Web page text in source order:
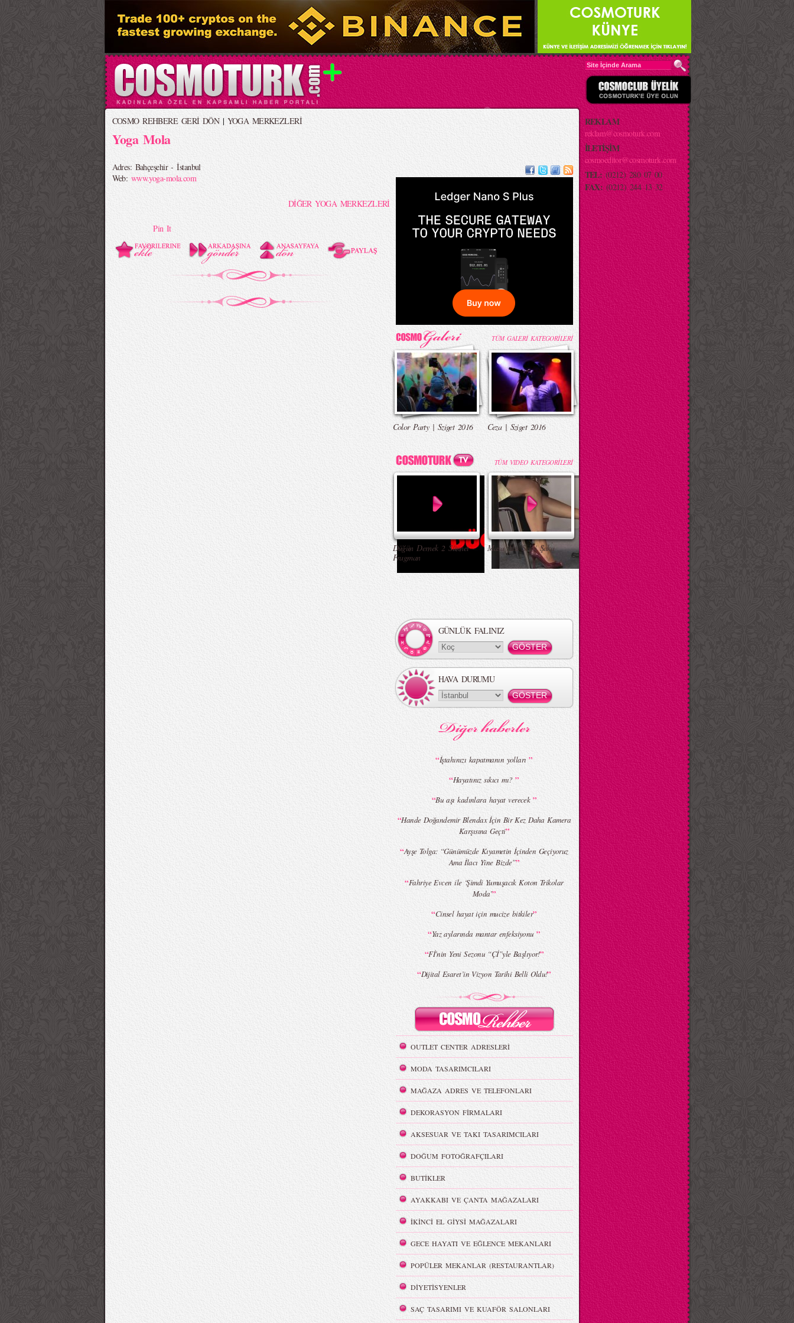
COSMO REHBERE GERİ DÖN| YOGA MERKEZLERİ
Yoga Mola
Adres: Bahçeşehir - İstanbul
Web: www.yoga-mola.com
DİĞER YOGA MERKEZLERİ
Pin It
TÜM GALERİ KATEGORİLERİ
Color Party | Sziget 2016 Ceza | Sziget 2016
TÜM VIDEO KATEGORİLERİ
Düğün Dernek 2 Sünnet -
Fragman
Masa Altı Seksi Şaka
GÜNLÜK FALINIZ
HAVA DURUMU
“İştahınızı kapatmanın yolları”
“Hayatınız sıkıcı mı?”
“Bu aşı kadınlara hayat verecek ”
“Hande Doğandemir Blendax İçin Bir Kez Daha Kamera
Karşısına Geçti”
“Ayşe Tolga: “Günümüzde Kıyametin İçinden Geçiyoruz
Ama İlacı Yine Bizde””
“Fahriye Evcen ile ‘Şimdi Yumuşacık Koton Trikolar
Moda’”
“Cinsel hayat için mucize bitkiler”
“Yaz aylarında mantar enfeksiyonu”
“Fİ’nin Yeni Sezonu “Çİ”yle Başlıyor!”
“Dijital Esaret’in Vizyon Tarihi Belli Oldu!”
OUTLET CENTER ADRESLERİ
MODA TASARIMCILARI
MAĞAZA ADRES VE TELEFONLARI
DEKORASYON FİRMALARI
AKSESUAR VE TAKI TASARIMCILARI
DOĞUM FOTOĞRAFÇILARI
BUTİKLER
AYAKKABI VE ÇANTA MAĞAZALARI
İKİNCİ EL GİYSİ MAĞAZALARI
GECE HAYATI VE EĞLENCE MEKANLARI
POPÜLER MEKANLAR (RESTAURANTLAR)
DİYETİSYENLER
SAÇ TASARIMI VE KUAFÖR SALONLARI
REKLAM
reklam@cosmoturk.com
İLETİŞİM
cosmoeditor@cosmoturk.com
TEL: (0212) 280 07 00
FAX: (0212) 244 13 32